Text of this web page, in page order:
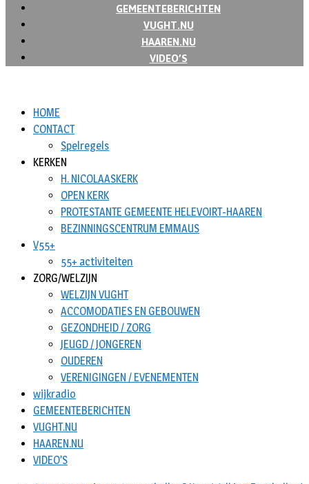
GEMEENTEBERICHTEN
VUGHT.NU
HAAREN.NU
VIDEO’S
HOME
CONTACT
Spelregels
KERKEN
H. NICOLAASKERK
OPEN KERK
PROTESTANTE GEMEENTE HELEVOIRT-HAAREN
BEZINNINGSCENTRUM EMMAUS
V55+
55+ activiteiten
ZORG/WELZIJN
WELZIJN VUGHT
ACCOMODATIES EN GEBOUWEN
GEZONDHEID / ZORG
JEUGD / JONGEREN
OUDEREN
VERENIGINGEN / EVENEMENTEN
wijkradio
GEMEENTEBERICHTEN
VUGHT.NU
HAAREN.NU
VIDEO’S